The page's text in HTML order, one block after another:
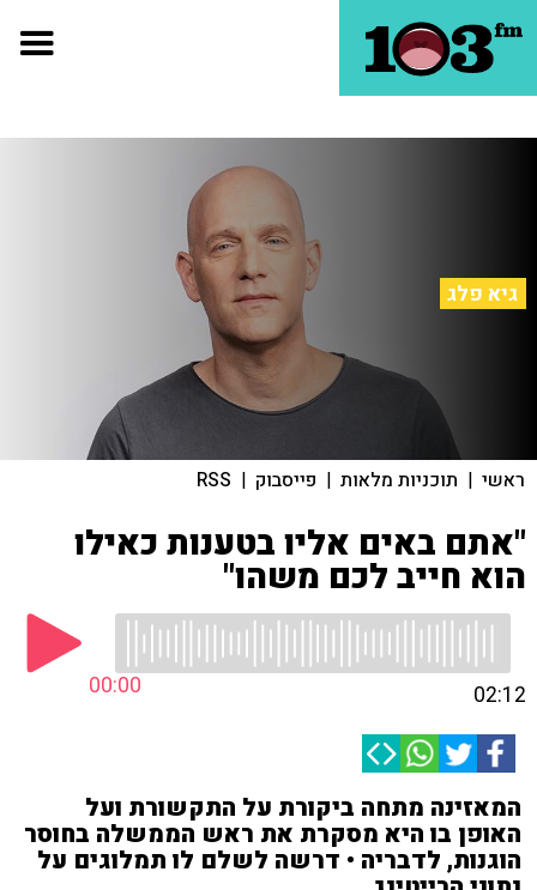
גיא פלג
ראשי | תוכניות מלאות | פייסבוק |
RSS
"אתם באים אליו בטענות כאילו
הוא חייב לכם משהו"
00:00 02:12
המאזינה מתחה ביקורת על התקשורת ועל
האופן בו היא מסקרת את ראש הממשלה בחוסר
הוגנות, לדבריה • דרשה לשלם לו תמלוגים על